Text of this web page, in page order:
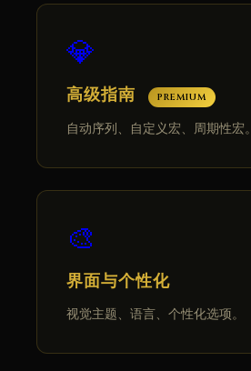
💎
高级指南 PREMIUM
自动序列、自定义宏、周期性宏。
🎨
界面与个性化
视觉主题、语言、个性化选项。